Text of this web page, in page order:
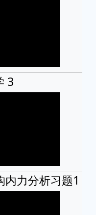
3
内力分析习题1